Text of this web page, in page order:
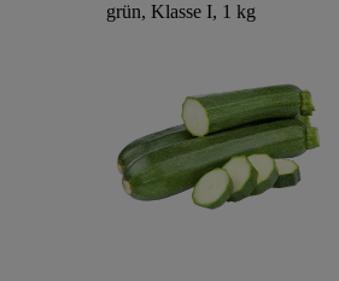
grün, Klasse I, 1 kg